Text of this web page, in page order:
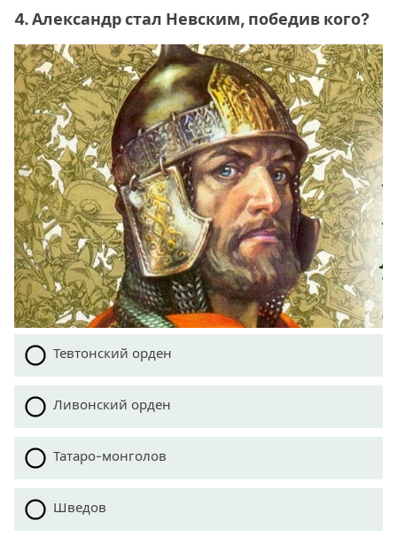
4. Александр стал Невским, победив кого?
Тевтонский орден
Ливонский орден
Татаро-монголов
Шведов